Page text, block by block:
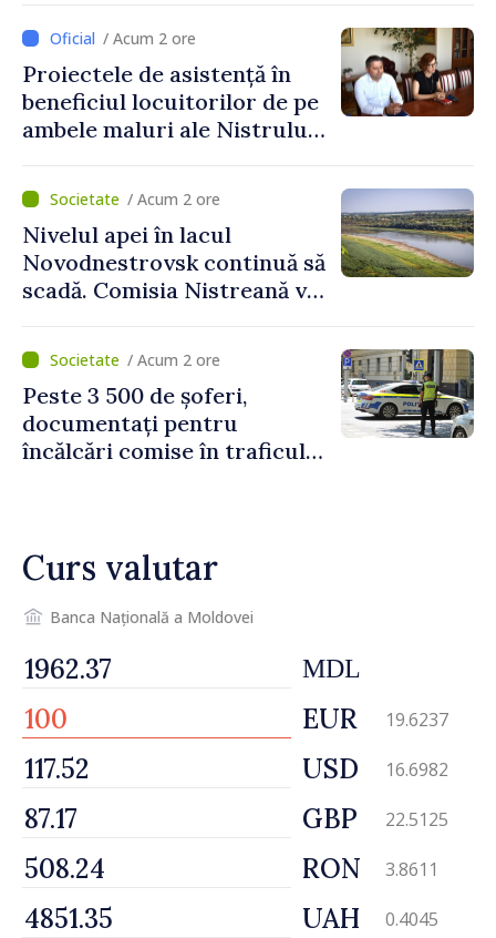
București
/ Acum 2 ore
Proiectele de asistență în
beneficiul locuitorilor de pe
ambele maluri ale Nistrului
viceprim-ministrului cu
reprezentanta rezidentă a
PNUD în Republica Moldova,
Daniela Gasparikova
/ Acum 2 ore
Nivelul apei în lacul
Novodnestrovsk continuă să
scadă. Comisia Nistreană va
/ Acum 2 ore
Peste 3 500 de șoferi,
documentați pentru
încălcări comise în traficul
Curs valutar
Banca Națională a Moldovei
MDL
EUR 19.6237
USD 16.6982
GBP 22.5125
RON 3.8611
UAH 0.4045